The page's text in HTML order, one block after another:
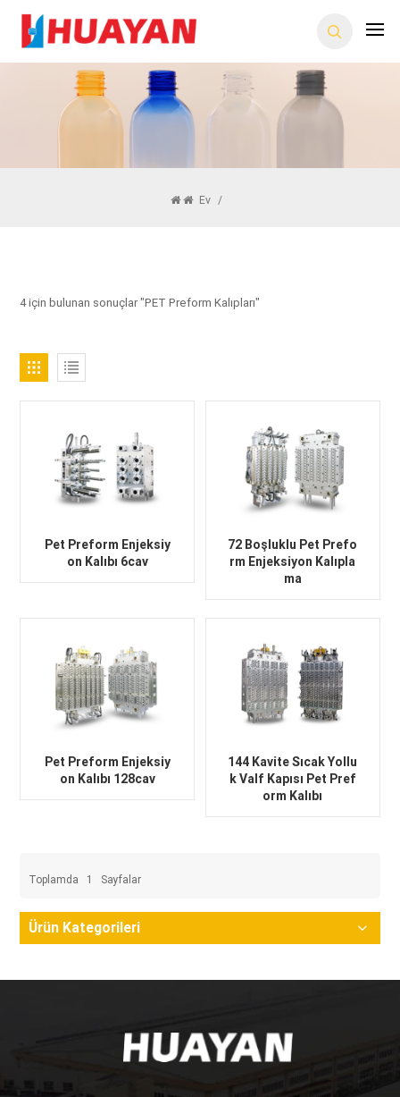
Ev /
4 için bulunan sonuçlar "PET Preform Kalıpları"
Pet Preform Enjeksiy
on Kalıbı 6cav
72 Boşluklu Pet Prefo
rm Enjeksiyon Kalıpla
ma
Pet Preform Enjeksiy
on Kalıbı 128cav
144 Kavite Sıcak Yollu
k Valf Kapısı Pet Pref
orm Kalıbı
Toplamda 1 Sayfalar
Ürün Kategorileri